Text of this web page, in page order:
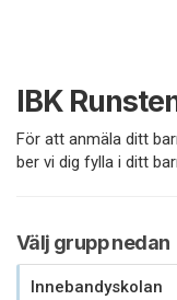
IBK
För att anmäla ditt
ber vi dig fylla i ditt
Välj grupp nedan
Innebandyskolan